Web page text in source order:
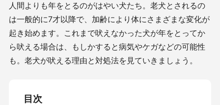
人間よりも年をとるのがはやい犬たち。老犬とされるの
は一般的に7才以降で、加齢により体にさまざまな変化が
起き始めます。これまで吠えなかった犬が年をとってか
ら吠える場合は、もしかすると病気やケガなどの可能性
も。老犬が吠える理由と対処法を見ていきましょう。
目次